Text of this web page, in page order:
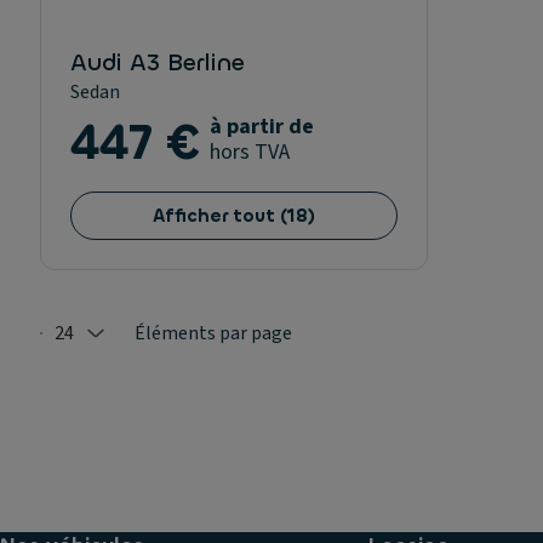
Audi A3 Berline
Sedan
447 € à partir de
hors TVA
Afficher tout (18)
Selected: 24
24 Éléments par page